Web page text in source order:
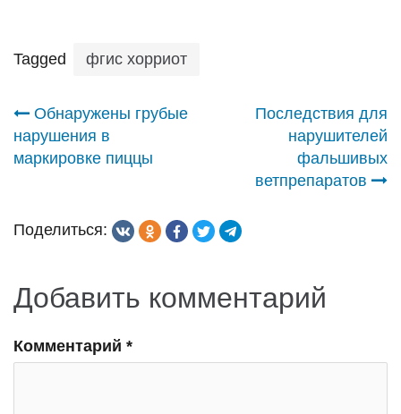
Tagged фгис хорриот
Навигация
по
Обнаружены грубые
нарушения в
маркировке пиццы
Последствия для
нарушителей
фальшивых
ветпрепаратов
Поделиться:
Добавить комментарий
Комментарий *